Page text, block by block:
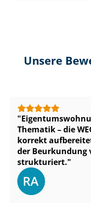
Unsere
Thematik – die
korrekt
der Beurkundung
strukturiert.